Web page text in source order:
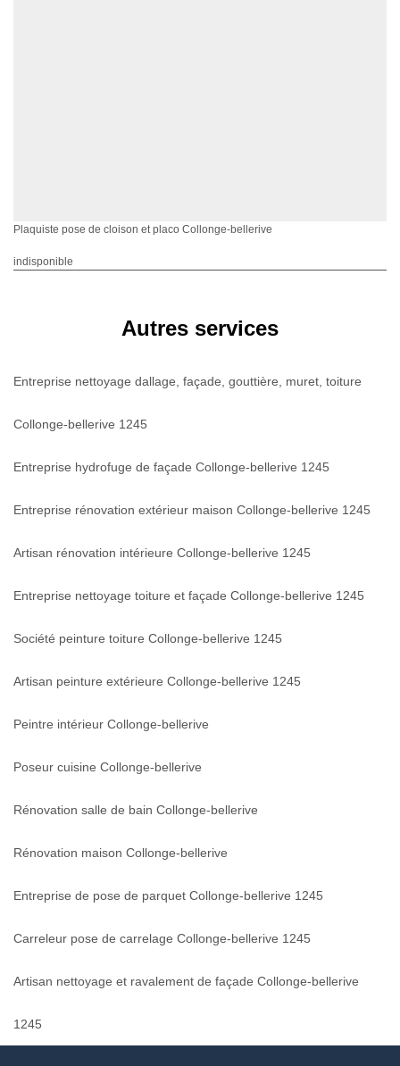
Plaquiste pose de cloison et placo Collonge-bellerive
indisponible
Autres services
Entreprise nettoyage dallage, façade, gouttière, muret, toiture
Collonge-bellerive 1245
Entreprise hydrofuge de façade Collonge-bellerive 1245
Entreprise rénovation extérieur maison Collonge-bellerive 1245
Artisan rénovation intérieure Collonge-bellerive 1245
Entreprise nettoyage toiture et façade Collonge-bellerive 1245
Société peinture toiture Collonge-bellerive 1245
Artisan peinture extérieure Collonge-bellerive 1245
Peintre intérieur Collonge-bellerive
Poseur cuisine Collonge-bellerive
Rénovation salle de bain Collonge-bellerive
Rénovation maison Collonge-bellerive
Entreprise de pose de parquet Collonge-bellerive 1245
Carreleur pose de carrelage Collonge-bellerive 1245
Artisan nettoyage et ravalement de façade Collonge-bellerive
1245